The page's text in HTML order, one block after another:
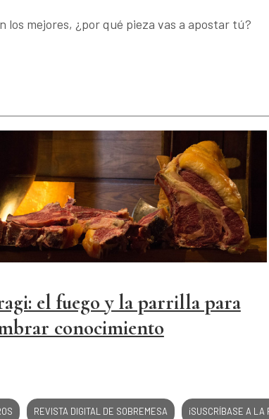
los mejores, ¿por qué pieza vas a apostar tú?
el fuego y la parrilla para
conocimiento
REVISTA DIGITAL DE SOBREMESA ¡SUSCRÍBASE A LA